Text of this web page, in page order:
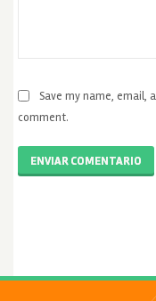
Save my name, email,
comment.
ENVIAR COMENTARIO